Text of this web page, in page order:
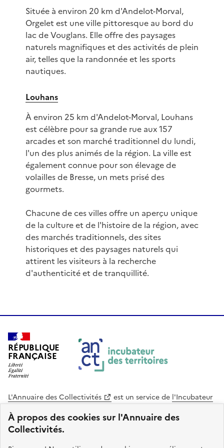
À propos des cookies sur l'Annuaire des
Collectivités.
Située à environ 20 km d'Andelot-Morval,
Orgelet est une ville pittoresque au bord du
lac de Vouglans. Elle offre des paysages
naturels magnifiques et des activités de plein
air, telles que la randonnée et les sports
nautiques.
Louhans
À environ 25 km d'Andelot-Morval, Louhans
est célèbre pour sa grande rue aux 157
arcades et son marché traditionnel du lundi,
l'un des plus animés de la région. La ville est
également connue pour son élevage de
volailles de Bresse, un mets prisé des
gourmets.
Chacune de ces villes offre un aperçu unique
de la culture et de l'histoire de la région, avec
des marchés traditionnels, des sites
historiques et des paysages naturels qui
attirent les visiteurs à la recherche
d'authenticité et de tranquillité.
RÉPUBLIQUE
FRANÇAISE
L'Annuaire des Collectivités est un service de l'Incubateur
des Territoires
Cohésion des Territoires
. Le code source de ce site web
est disponible en licence libre. Le design de ce site est conçu
avec le système de design de l’État.